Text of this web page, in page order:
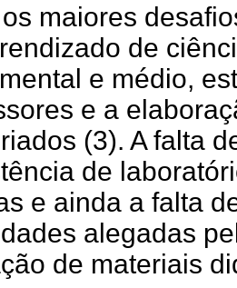
maiores
de
e médio,
e a
(3). A falta
de
e ainda a falta
alegadas
de materiais